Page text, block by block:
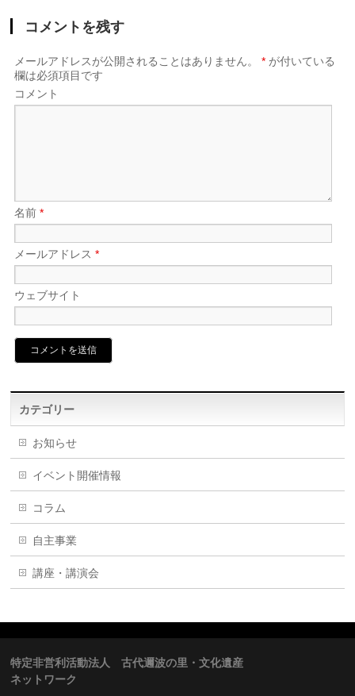
コメントを残す
メールアドレスが公開されることはありません。 * が付いている
欄は必須項目です
コメント
名前*
メールアドレス*
ウェブサイト
カテゴリー
お知らせ
イベント開催情報
コラム
自主事業
講座・講演会
特定非営利活動法人 古代邇波の里・文化遺産
ネットワーク